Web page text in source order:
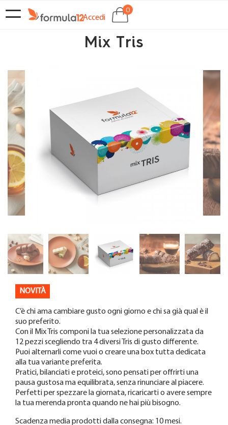
navigazione
Toggle
Accedi
0
Mix Tris
NOVITÀ
C’è chi ama cambiare gusto ogni giorno e chi sa già qual è il
suo preferito.
Con il Mix Tris componi la tua selezione personalizzata da
12 pezzi scegliendo tra 4 diversi Tris di gusto differente.
Puoi alternarli come vuoi o creare una box tutta dedicata
alla tua variante preferita.
Pratici, bilanciati e proteici, sono pensati per offrirti una
pausa gustosa ma equilibrata, senza rinunciare al piacere.
Perfetti per spezzare la giornata, ricaricarti o avere sempre
la tua merenda pronta quando ne hai più bisogno.
Scadenza media prodotti dalla consegna: 10 mesi.
SHOCKBOX
CONTATTI
CLUB